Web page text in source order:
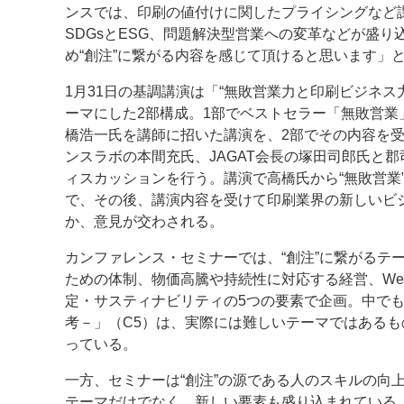
ンスでは、印刷の値付けに関したプライシングなど
SDGsとESG、問題解決型営業への変革などが盛り
め“創注”に繋がる内容を感じて頂けると思います」
1月31日の基調講演は「“無敗営業力と印刷ビジネ
ーマにした2部構成。1部でベストセラー「無敗営
橋浩一氏を講師に招いた講演を、2部でその内容を
ンスラボの本間充氏、JAGAT会長の塚田司郎氏と
ィスカッションを行う。講演で高橋氏から“無敗営
で、その後、講演内容を受けて印刷業界の新しいビ
か、意見が交わされる。
カンファレンス・セミナーでは、“創注”に繋がる
ための体制、物価高騰や持続性に対応する経営、
定・サスティナビリティの5つの要素で企画。中で
考－」（C5）は、実際には難しいテーマではある
っている。
一方、セミナーは“創注”の源である人のスキルの